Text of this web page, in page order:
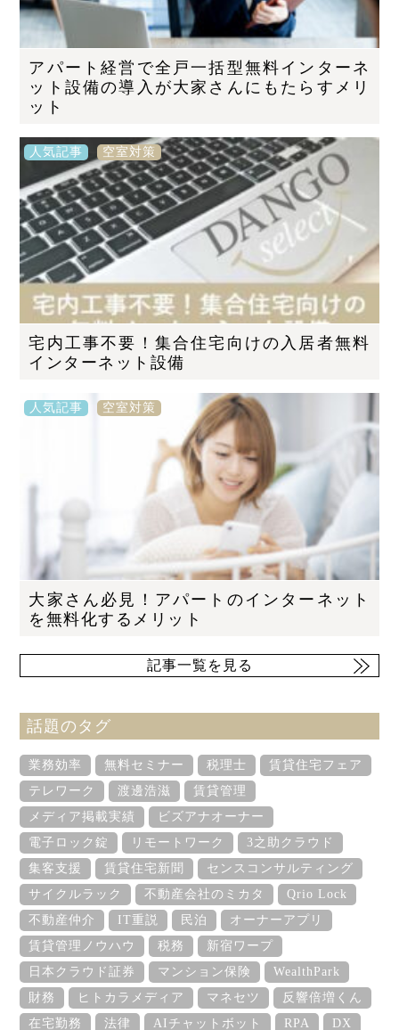
アパート経営で全戸一括型無料インターネ
ット設備の導入が大家さんにもたらすメリ
ット
人気記事 空室対策
宅内工事不要！集合住宅向けの入居者無料
インターネット設備
人気記事 空室対策
大家さん必見！アパートのインターネット
を無料化するメリット
記事一覧を見る
話題のタグ
業務効率 無料セミナー 税理士
賃貸住宅フェア
テレワーク
渡邊浩滋
賃貸管理
メディア掲載実績
ビズアナオーナー
電子ロック錠
リモートワーク
3之助クラウド
集客支援
賃貸住宅新聞
センスコンサルティング
サイクルラック
不動産会社のミカタ
Qrio Lock
不動産仲介
IT重説 民泊
オーナーアプリ
賃貸管理ノウハウ
税務
新宿ワープ
日本クラウド証券
マンション保険
WealthPark
財務
ヒトカラメディア マネセツ
反響倍増くん
在宅勤務
法律 AIチャットボット RPA DX